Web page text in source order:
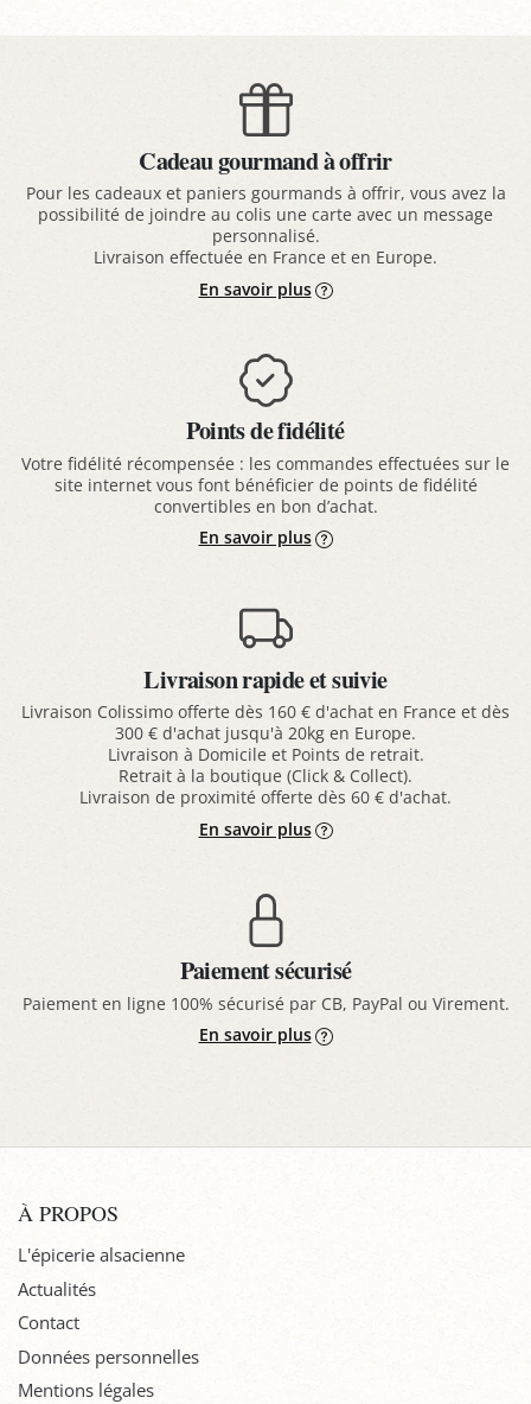
Cadeau gourmand à offrir
Pour les cadeaux et paniers gourmands à offrir, vous avez la
possibilité de joindre au colis une carte avec un message
personnalisé.
Livraison effectuée en France et en Europe.
En savoir plus
Points de fidélité
Votre fidélité récompensée : les commandes effectuées sur le
site internet vous font bénéficier de points de fidélité
convertibles en bon d’achat.
En savoir plus
Livraison rapide et suivie
Livraison Colissimo offerte dès 160 € d'achat en France et dès
300 € d'achat jusqu'à 20kg en Europe.
Livraison à Domicile et Points de retrait.
Retrait à la boutique (Click & Collect).
Livraison de proximité offerte dès 60 € d'achat.
En savoir plus
Paiement sécurisé
Paiement en ligne 100% sécurisé par CB, PayPal ou Virement.
En savoir plus
À PROPOS
L'épicerie alsacienne
Actualités
Contact
Données personnelles
Mentions légales